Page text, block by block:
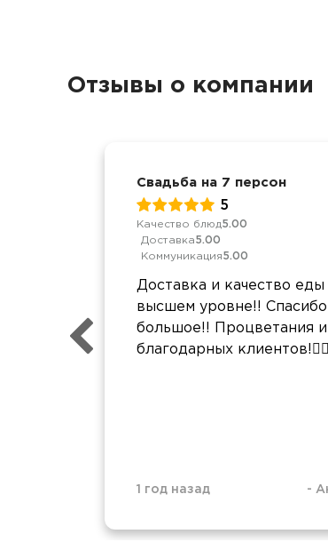
Отзывы о компании
Свадьба на 7 персон
5
Качество блюд5.00
Доставка5.00
Коммуникация5.00
Доставка и качество еды
высшем уровне!! Спасибо
большое!! Процветания и
благодарных клиентов!❤️‍🔥
1 год назад -